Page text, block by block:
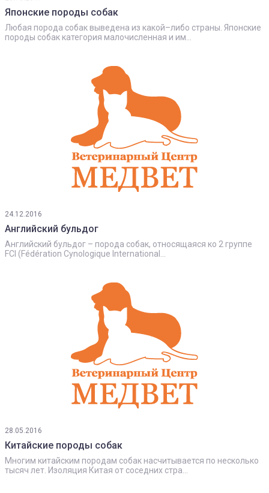
Японские породы собак
Любая порода собак выведена из какой–либо страны. Японские
породы собак категория малочисленная и им...
24.12.2016
Английский бульдог
Английский бульдог – порода собак, относящаяся ко 2 группе
FCI (Fédération Cynologique International...
28.05.2016
Китайские породы собак
Многим китайским породам собак насчитывается по несколько
тысяч лет. Изоляция Китая от соседних стра...